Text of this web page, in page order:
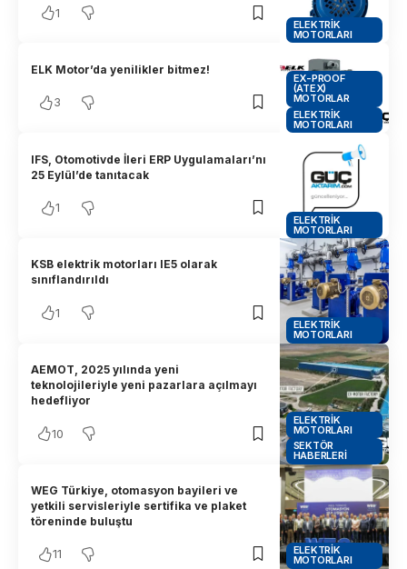
ELEKTRIK
MOTORLARI
1
EX-PROOF
(ATEX)
MOTORLAR
ELEKTRIK
MOTORLARI
ELK Motor’da yenilikler bitmez!
3
ELEKTRIK
MOTORLARI
IFS, Otomotivde İleri ERP Uygulamaları’nı
25 Eylül’de tanıtacak
1
ELEKTRIK
MOTORLARI
KSB elektrik motorları IE5 olarak
sınıflandırıldı
1
ELEKTRIK
MOTORLARI
SEKTÖR
HABERLERI
AEMOT, 2025 yılında yeni
teknolojileriyle yeni pazarlara açılmayı
hedefliyor
10
ELEKTRIK
MOTORLARI
WEG Türkiye, otomasyon bayileri ve
yetkili servisleriyle sertifika ve plaket
töreninde buluştu
11